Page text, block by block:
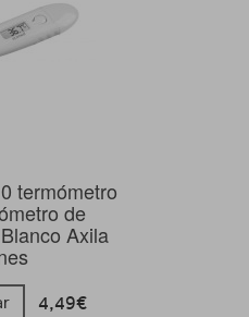
termómetro
de
Axila
4,49€